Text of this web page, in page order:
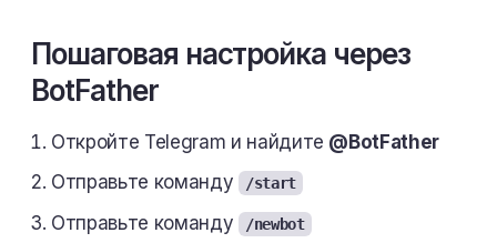
Пошаговая настройка через
BotFather
Откройте Telegram и найдите @BotFather
Отправьте команду
/start
Отправьте команду /newbot